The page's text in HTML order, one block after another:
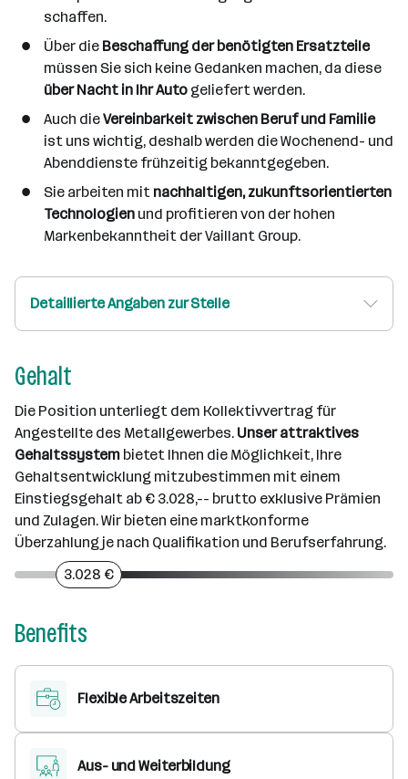
schaffen.
Über die Beschaffung der benötigten Ersatzteile
müssen Sie sich keine Gedanken machen, da diese
über Nacht in Ihr Auto geliefert werden.
Auch dieVereinbarkeit zwischen Beruf und Familie
ist uns wichtig, deshalb werden die Wochenend- und
Abenddienste frühzeitig bekanntgegeben.
Sie arbeiten mit nachhaltigen, zukunftsorientierten
Technologien und profitieren von der hohen
Markenbekanntheit der Vaillant Group.
Detaillierte Angaben zur Stelle
Gehalt
Die Position unterliegt dem Kollektivvertrag für
Angestellte des Metallgewerbes. Unser attraktives
Gehaltssystem bietet Ihnen die Möglichkeit, Ihre
Gehaltsentwicklung mitzubestimmen mit einem
Einstiegsgehalt ab € 3.028,-- brutto exklusive Prämien
und Zulagen. Wir bieten eine marktkonforme
Überzahlung je nach Qualifikation und Berufserfahrung.
3.028 €
Benefits
Flexible Arbeitszeiten
Aus- und Weiterbildung